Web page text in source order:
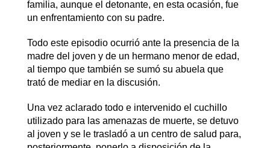
familia, aunque el detonante, en esta ocasión, fue
un enfrentamiento con su padre.
Todo este episodio ocurrió ante la presencia de la
madre del joven y de un hermano menor de edad,
al tiempo que también se sumó su abuela que
trató de mediar en la discusión.
Una vez aclarado todo e intervenido el cuchillo
utilizado para las amenazas de muerte, se detuvo
al joven y se le trasladó a un centro de salud para,